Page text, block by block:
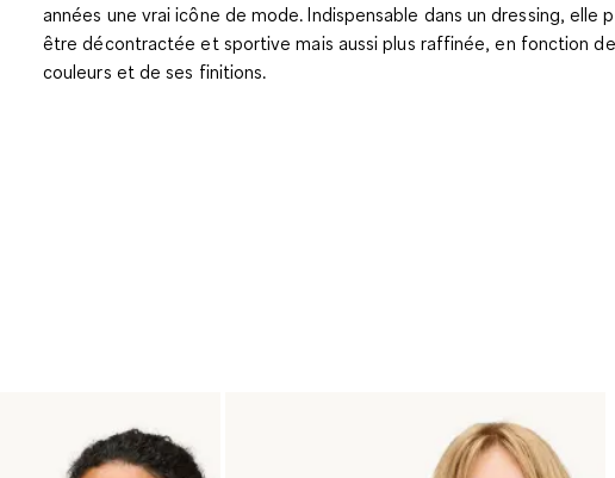
années une vrai icône de mode. Indispensable dans un dressing, elle
être décontractée et sportive mais aussi plus raffinée, en fonction
couleurs et de ses finitions.